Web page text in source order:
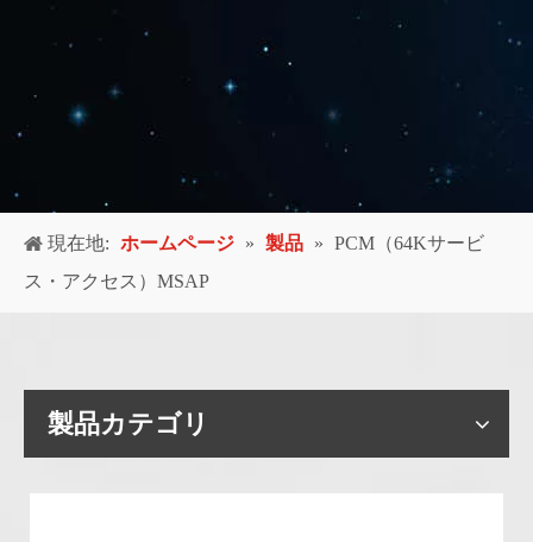
現在地: ホームページ » 製品 » PCM（64Kサービ
ス・アクセス）MSAP
製品カテゴリ